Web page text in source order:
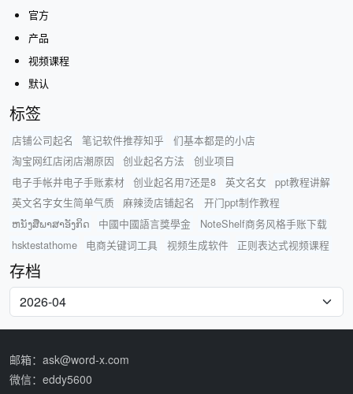
官方
产品
视频课程
默认
标签
店铺公司起名 笔记软件推荐知乎
们基本都是的小店
淘宝网红店闭店潮原因
创业起名方法
创业项目
电子手帐井电子手账素材
创业起名用7还是8 英文名女
ppt教程讲解
英文名字女生简单气质
麻辣烫店铺起名
开门ppt制作教程
ຫນັງສືພາສາອັງກິດ
中國中國語言獎學金
NoteShelf商务风格手账下载
hsktestathome
电商关键词工具 视频生成软件 正则表达式视频课程
存档
邮箱：ask@word-x.com
微信：eddy5600